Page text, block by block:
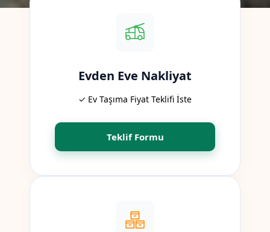
Evden Eve Nakliyat
✓ Ev Taşıma Fiyat Teklifi İste
Teklif Formu